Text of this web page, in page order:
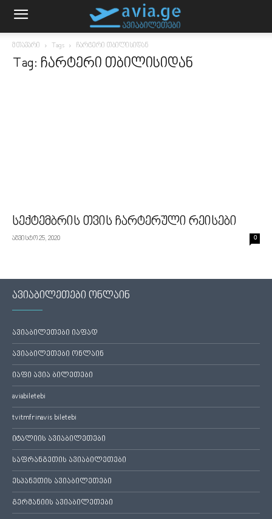
მთავარი Tags ჩარტერი თბილისიდან
Tag: ჩარტერი თბილისიდან
სექტემბრის თვის ჩარტერული რეისები
აგვისტო 25, 2020 0
ავიაბილეთები ონლაინ
ავიაბილეთები იაფად
ავიაბილეთები ონლაინ
იაფი ავია ბილეთები
aviabiletebi
tvitmfrinavis biletebi
იტალიის ავიაბილეთები
საფრანგეთის ავიაბილეთები
ესპანეთის ავიაბილეთები
გერმანიის ავიაბილეთები